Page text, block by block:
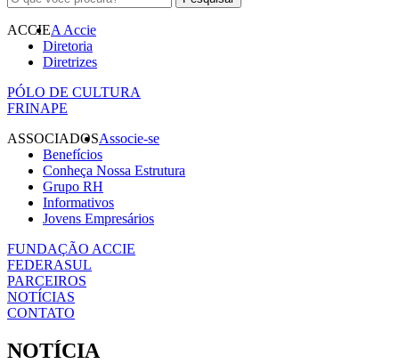
ACCIEA Accie
Diretoria
Diretrizes
PÓLO DE CULTURA
FRINAPE
ASSOCIADOSAssocie-se
Benefícios
Conheça Nossa Estrutura
Grupo RH
Informativos
Jovens Empresários
FUNDAÇÃO ACCIE
FEDERASUL
PARCEIROS
NOTÍCIAS
CONTATO
NOTÍCIA